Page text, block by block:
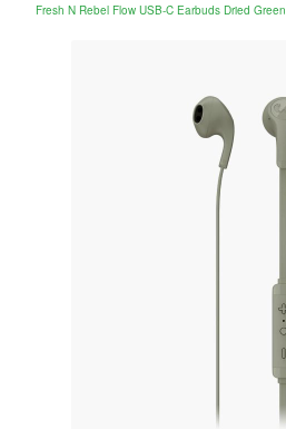
Fresh N Rebel Flow USB-C Earbuds Dried Green